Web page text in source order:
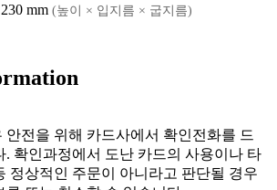
mm (높이 × 입지름 × 굽지름)
안전을 위해 카드사에서 확인전화를 드
. 확인과정에서 도난 카드의 사용이나 타
정상적인 주문이 아니라고 판단될 경우